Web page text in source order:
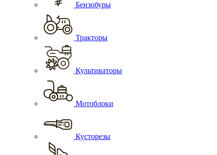
Бензобуры
Тракторы
Культиваторы
Мотоблоки
Кусторезы